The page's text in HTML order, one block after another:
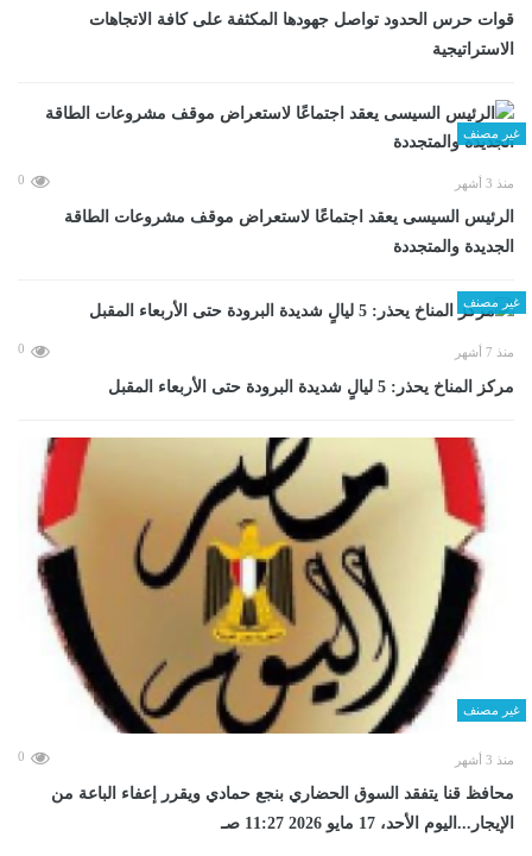
قوات حرس الحدود تواصل جهودها المكثفة على كافة الاتجاهات
الاستراتيجية
غير مصنف
منذ 3 أشهر 0
الرئيس السيسى يعقد اجتماعًا لاستعراض موقف مشروعات الطاقة
الجديدة والمتجددة
غير مصنف
منذ 7 أشهر 0
مركز المناخ يحذر: 5 ليالٍ شديدة البرودة حتى الأربعاء المقبل
غير مصنف
منذ 3 أشهر 0
محافظ قنا يتفقد السوق الحضاري بنجع حمادي ويقرر إعفاء الباعة من
الإيجار...اليوم الأحد، 17 مايو 2026 11:27 صـ